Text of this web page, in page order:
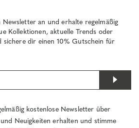
Newsletter an und erhalte regelmäßig
Kollektionen, aktuelle Trends oder
sichere dir einen 10% Gutschein für
kostenlose Newsletter über
Neuigkeiten erhalten und stimme